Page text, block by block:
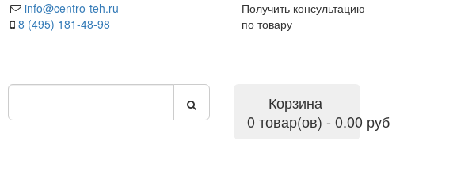
info@centro-teh.ru
8 (495) 181-48-98
Получить консультацию
по товару
Корзина
0 товар(ов) - 0.00 руб